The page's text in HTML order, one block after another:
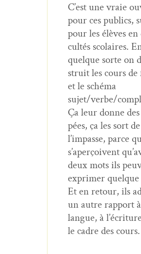
C’est une vraie
pour ces publics,
pour les élèves
cultés sco­laires.
quelque sorte on
stru­it les cours de
et le sché­ma
sujet/verbe/
Ça leur donne
pées, ça les sort de
l’impasse, parce
s’aperçoivent
deux mots ils
exprimer quelque
Et en retour, ils
un autre rap­port
langue, à
le cadre des cours.